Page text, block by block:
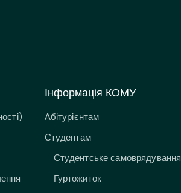
Інформація КОМУ
Абітурієнтам
Студентам
Студентське самоврядування
Гуртожиток